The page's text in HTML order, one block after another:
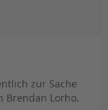
zur Sache
Brendan Lorho.